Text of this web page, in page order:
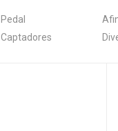
Pedal
Captadores